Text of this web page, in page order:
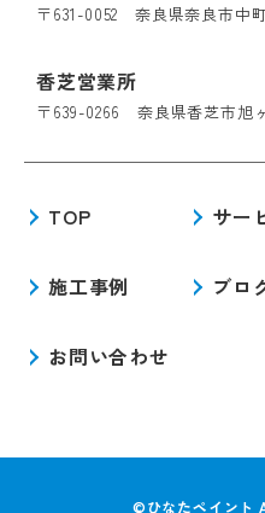
〒631-0052 奈良県奈良市中
香芝営業所
〒639-0266 奈良県香芝市旭
TOP サー
施工事例 ブロ
お問い合わせ
©ひなたペイン